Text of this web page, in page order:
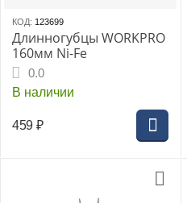
КОД: 123699
Длинногубцы WORKPRO
160мм Ni-Fe
0.0
В наличии
459 ₽